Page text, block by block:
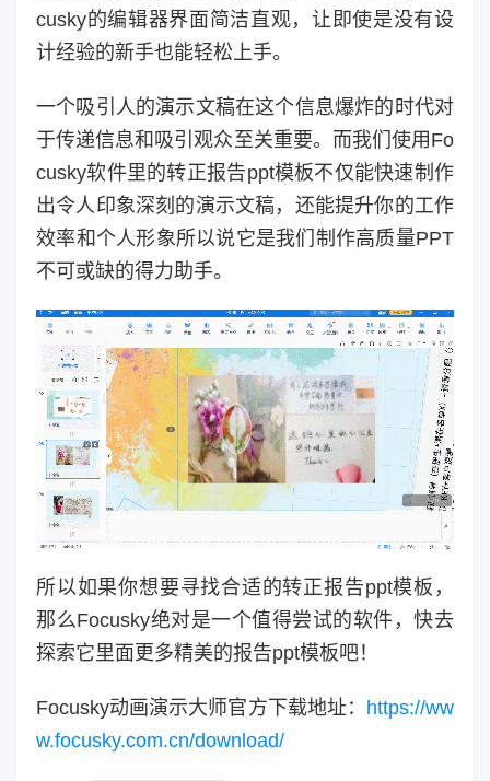
cusky的编辑器界面简洁直观，让即使是没有设
计经验的新手也能轻松上手。
一个吸引人的演示文稿在这个信息爆炸的时代对
于传递信息和吸引观众至关重要。而我们使用Fo
cusky软件里的转正报告ppt模板不仅能快速制作
出令人印象深刻的演示文稿，还能提升你的工作
效率和个人形象所以说它是我们制作高质量PPT
不可或缺的得力助手。
所以如果你想要寻找合适的转正报告ppt模板，
那么Focusky绝对是一个值得尝试的软件，快去
探索它里面更多精美的报告ppt模板吧！
Focusky动画演示大师官方下载地址： https://ww
w.focusky.com.cn/download/